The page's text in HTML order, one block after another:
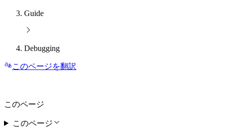
Guide
Debugging
このページを翻訳
このページ
このページ